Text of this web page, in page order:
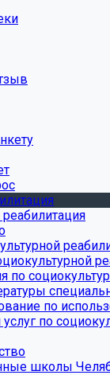
по
по
по
школы